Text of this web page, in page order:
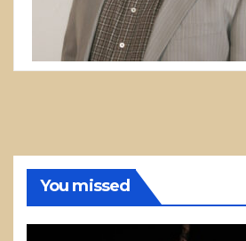
You missed